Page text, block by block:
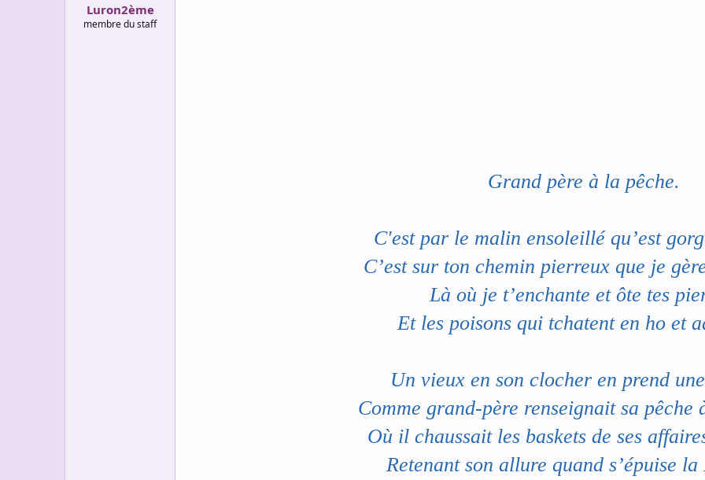
Luron2ème
membre du staff
Grand père à la pêche.
C'est par le malin ensoleillé qu’est
C’est sur ton chemin pierreux que je
Là où je t’enchante et ôte tes
Et les poisons qui tchatent en ho et
Un vieux en son clocher en prend
Comme grand-père renseignait sa pêche
Où il chaussait les baskets de ses
Retenant son allure quand s’épuise